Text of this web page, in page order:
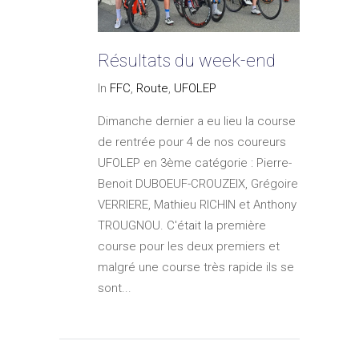
Résultats du week-end
In FFC, Route, UFOLEP
Dimanche dernier a eu lieu la course
de rentrée pour 4 de nos coureurs
UFOLEP en 3ème catégorie : Pierre-
Benoit DUBOEUF-CROUZEIX, Grégoire
VERRIERE, Mathieu RICHIN et Anthony
TROUGNOU. C'était la première
course pour les deux premiers et
malgré une course très rapide ils se
sont...